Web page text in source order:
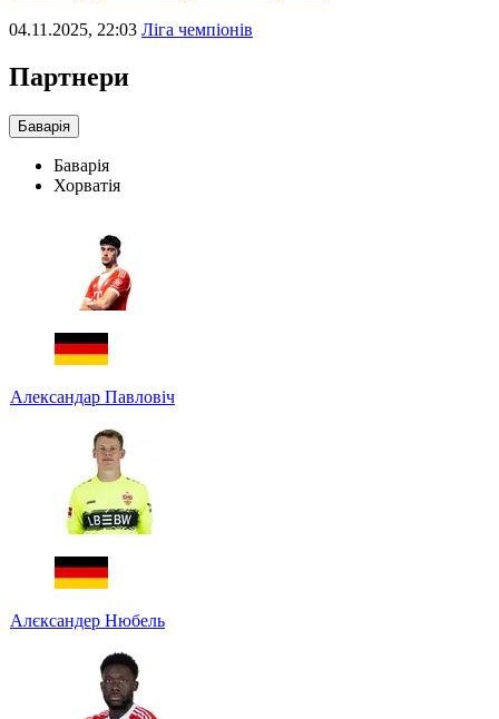
04.11.2025, 22:03 Ліга чемпіонів
Партнери
Баварія
Баварія
Хорватія
Александар Павловіч
Алєксандер Нюбель